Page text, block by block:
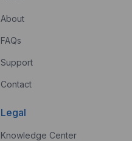
About
FAQs
Support
Contact
Legal
Knowledge Center